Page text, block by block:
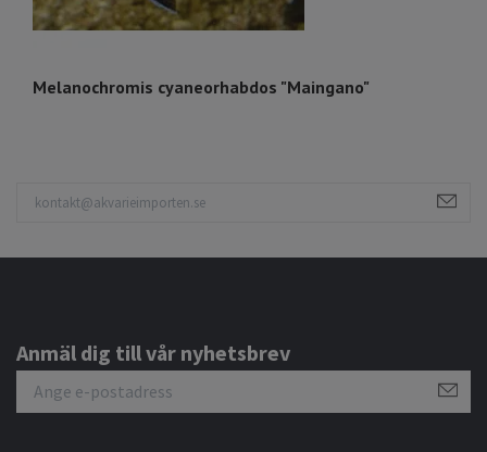
Melanochromis cyaneorhabdos "Maingano"
Anmäl dig till vår nyhetsbrev